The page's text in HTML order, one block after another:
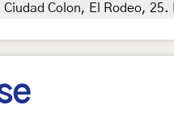
Ciudad Colon, El Rodeo,